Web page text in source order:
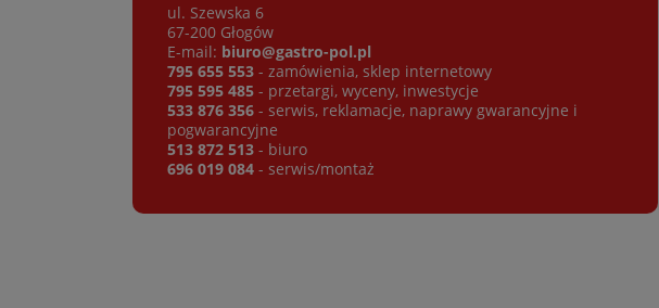
ul. Szewska 6
67-200 Głogów
E-mail: biuro@gastro-pol.pl
795 655 553 - zamówienia, sklep internetowy
795 595 485 - przetargi, wyceny, inwestycje
533 876 356 - serwis, reklamacje, naprawy gwarancyjne i
pogwarancyjne
513 872 513 - biuro
696 019 084 - serwis/montaż